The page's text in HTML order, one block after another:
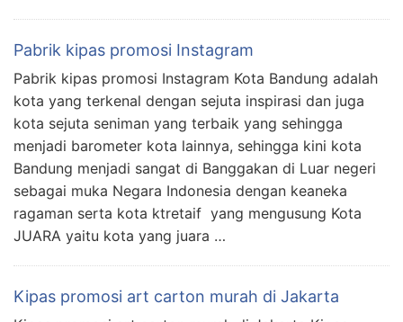
Pabrik kipas promosi Instagram
Pabrik kipas promosi Instagram Kota Bandung adalah
kota yang terkenal dengan sejuta inspirasi dan juga
kota sejuta seniman yang terbaik yang sehingga
menjadi barometer kota lainnya, sehingga kini kota
Bandung menjadi sangat di Banggakan di Luar negeri
sebagai muka Negara Indonesia dengan keaneka
ragaman serta kota ktretaif yang mengusung Kota
JUARA yaitu kota yang juara …
Kipas promosi art carton murah di Jakarta